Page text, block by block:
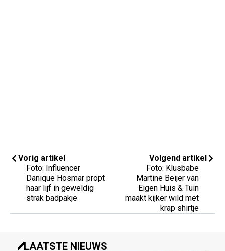
Vorig artikel
Foto: Influencer
Danique Hosmar propt
haar lijf in geweldig
strak badpakje
Volgend artikel
Foto: Klusbabe
Martine Beijer van
Eigen Huis & Tuin
maakt kijker wild met
krap shirtje
LAATSTE NIEUWS